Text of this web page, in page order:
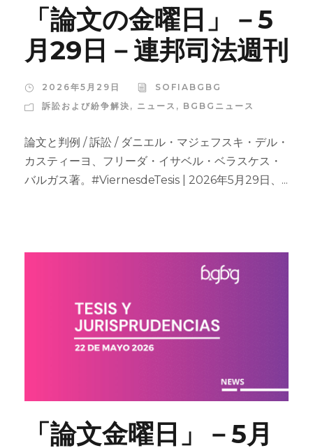
「論文の金曜日」－5
月29日－連邦司法週刊
2026年5月29日
SOFIABGBG
訴訟および紛争解決 , ニュース , BGBGニュース
論文と判例 / 訴訟 / ダニエル・マジェフスキ・デル・
カスティーヨ、フリーダ・イサベル・ベラスケス・
バルガス著。#ViernesdeTesis | 2026年5月29日、...
「論文金曜日」－5月